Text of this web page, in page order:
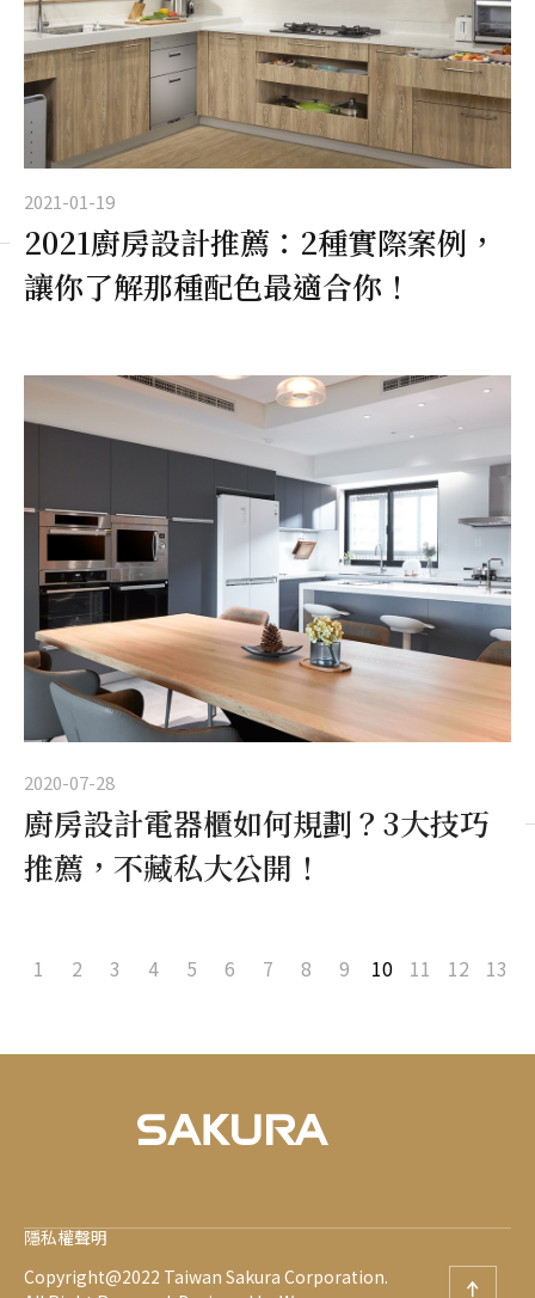
2021-01-19
2021廚房設計推薦：2種實際案例，
讓你了解那種配色最適合你！
2020-07-28
廚房設計電器櫃如何規劃？3大技巧
推薦，不藏私大公開！
1 2 3 4 5 6 7 8 9 10 11 12 13
Copyright@2022 Taiwan Sakura Corporation.
隱私權聲明